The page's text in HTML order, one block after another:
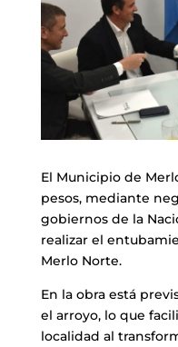
El Municipio de
pesos, mediante
gobiernos de la
realizar el
Merlo Norte.
En la obra está
el arroyo, lo que
localidad al